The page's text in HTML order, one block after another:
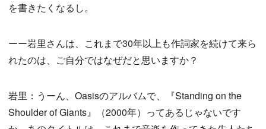
を書きたくなるし。
ーー岩里さんは、これまで30年以上も作詞家を続けて来ら
れたのは、ご自分ではなぜだと思いますか？
岩里：うーん、Oasisのアルバムで、『Standing on the
Shoulder of Giants』（2000年）ってあるじゃないです